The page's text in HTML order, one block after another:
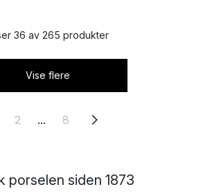
36 av 265 produkter
Vise flere
2 ... 8
porselen siden 1873